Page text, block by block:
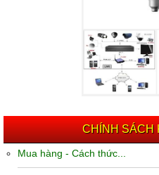
CHÍNH SÁCH
Mua hàng - Cách thức...